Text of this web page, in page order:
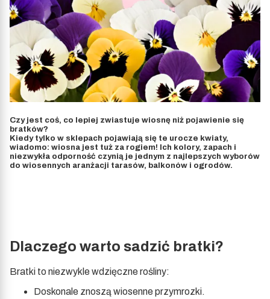
Czy jest coś, co lepiej zwiastuje wiosnę niż pojawienie się
bratków?
Kiedy tylko w sklepach pojawiają się te urocze kwiaty,
wiadomo: wiosna jest tuż za rogiem! Ich kolory, zapach i
niezwykła odporność czynią je jednym z najlepszych wyborów
do wiosennych aranżacji tarasów, balkonów i ogrodów.
Dlaczego warto sadzić bratki?
Bratki to niezwykle wdzięczne rośliny:
Doskonale znoszą wiosenne przymrozki.